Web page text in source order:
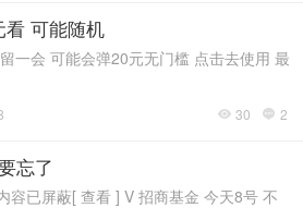
看 可能随机
一会 可能会弹20元无门槛 点击去使用 最
 30  2
忘了
容已屏蔽[ 查看 ] V 招商基金 今天8号 不